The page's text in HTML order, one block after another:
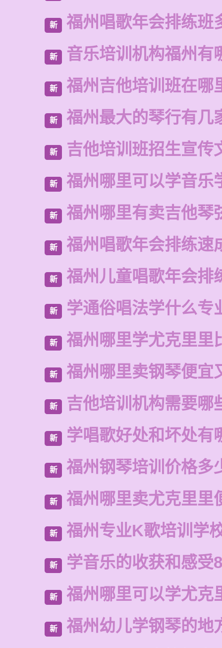
新 福州唱歌年会排练班
新 音乐培训机构福州有
新 福州吉他培训班在哪
新 福州最大的琴行有几
新 吉他培训班招生宣传
新 福州哪里可以学音乐
新 福州哪里有卖吉他琴
新 福州唱歌年会排练速
新 福州儿童唱歌年会排
新 学通俗唱法学什么专
新 福州哪里学尤克里里
新 福州哪里卖钢琴便宜
新 吉他培训机构需要哪
新 学唱歌好处和坏处有
新 福州钢琴培训价格多
新 福州哪里卖尤克里里
新 福州专业K歌培训学
新 学音乐的收获和感受
新 福州哪里可以学尤克
新 福州幼儿学钢琴的地